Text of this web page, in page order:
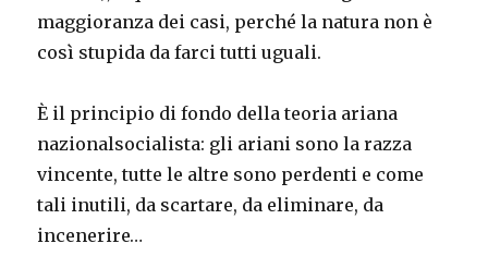
maggioranza dei casi, perché la natura non è
così stupida da farci tutti uguali.
È il principio di fondo della teoria ariana
nazionalsocialista: gli ariani sono la razza
vincente, tutte le altre sono perdenti e come
tali inutili, da scartare, da eliminare, da
incenerire…